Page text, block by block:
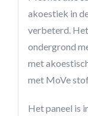
akoestiek in
verbeterd.
ondergrond
met
met MoVe
Het paneel is